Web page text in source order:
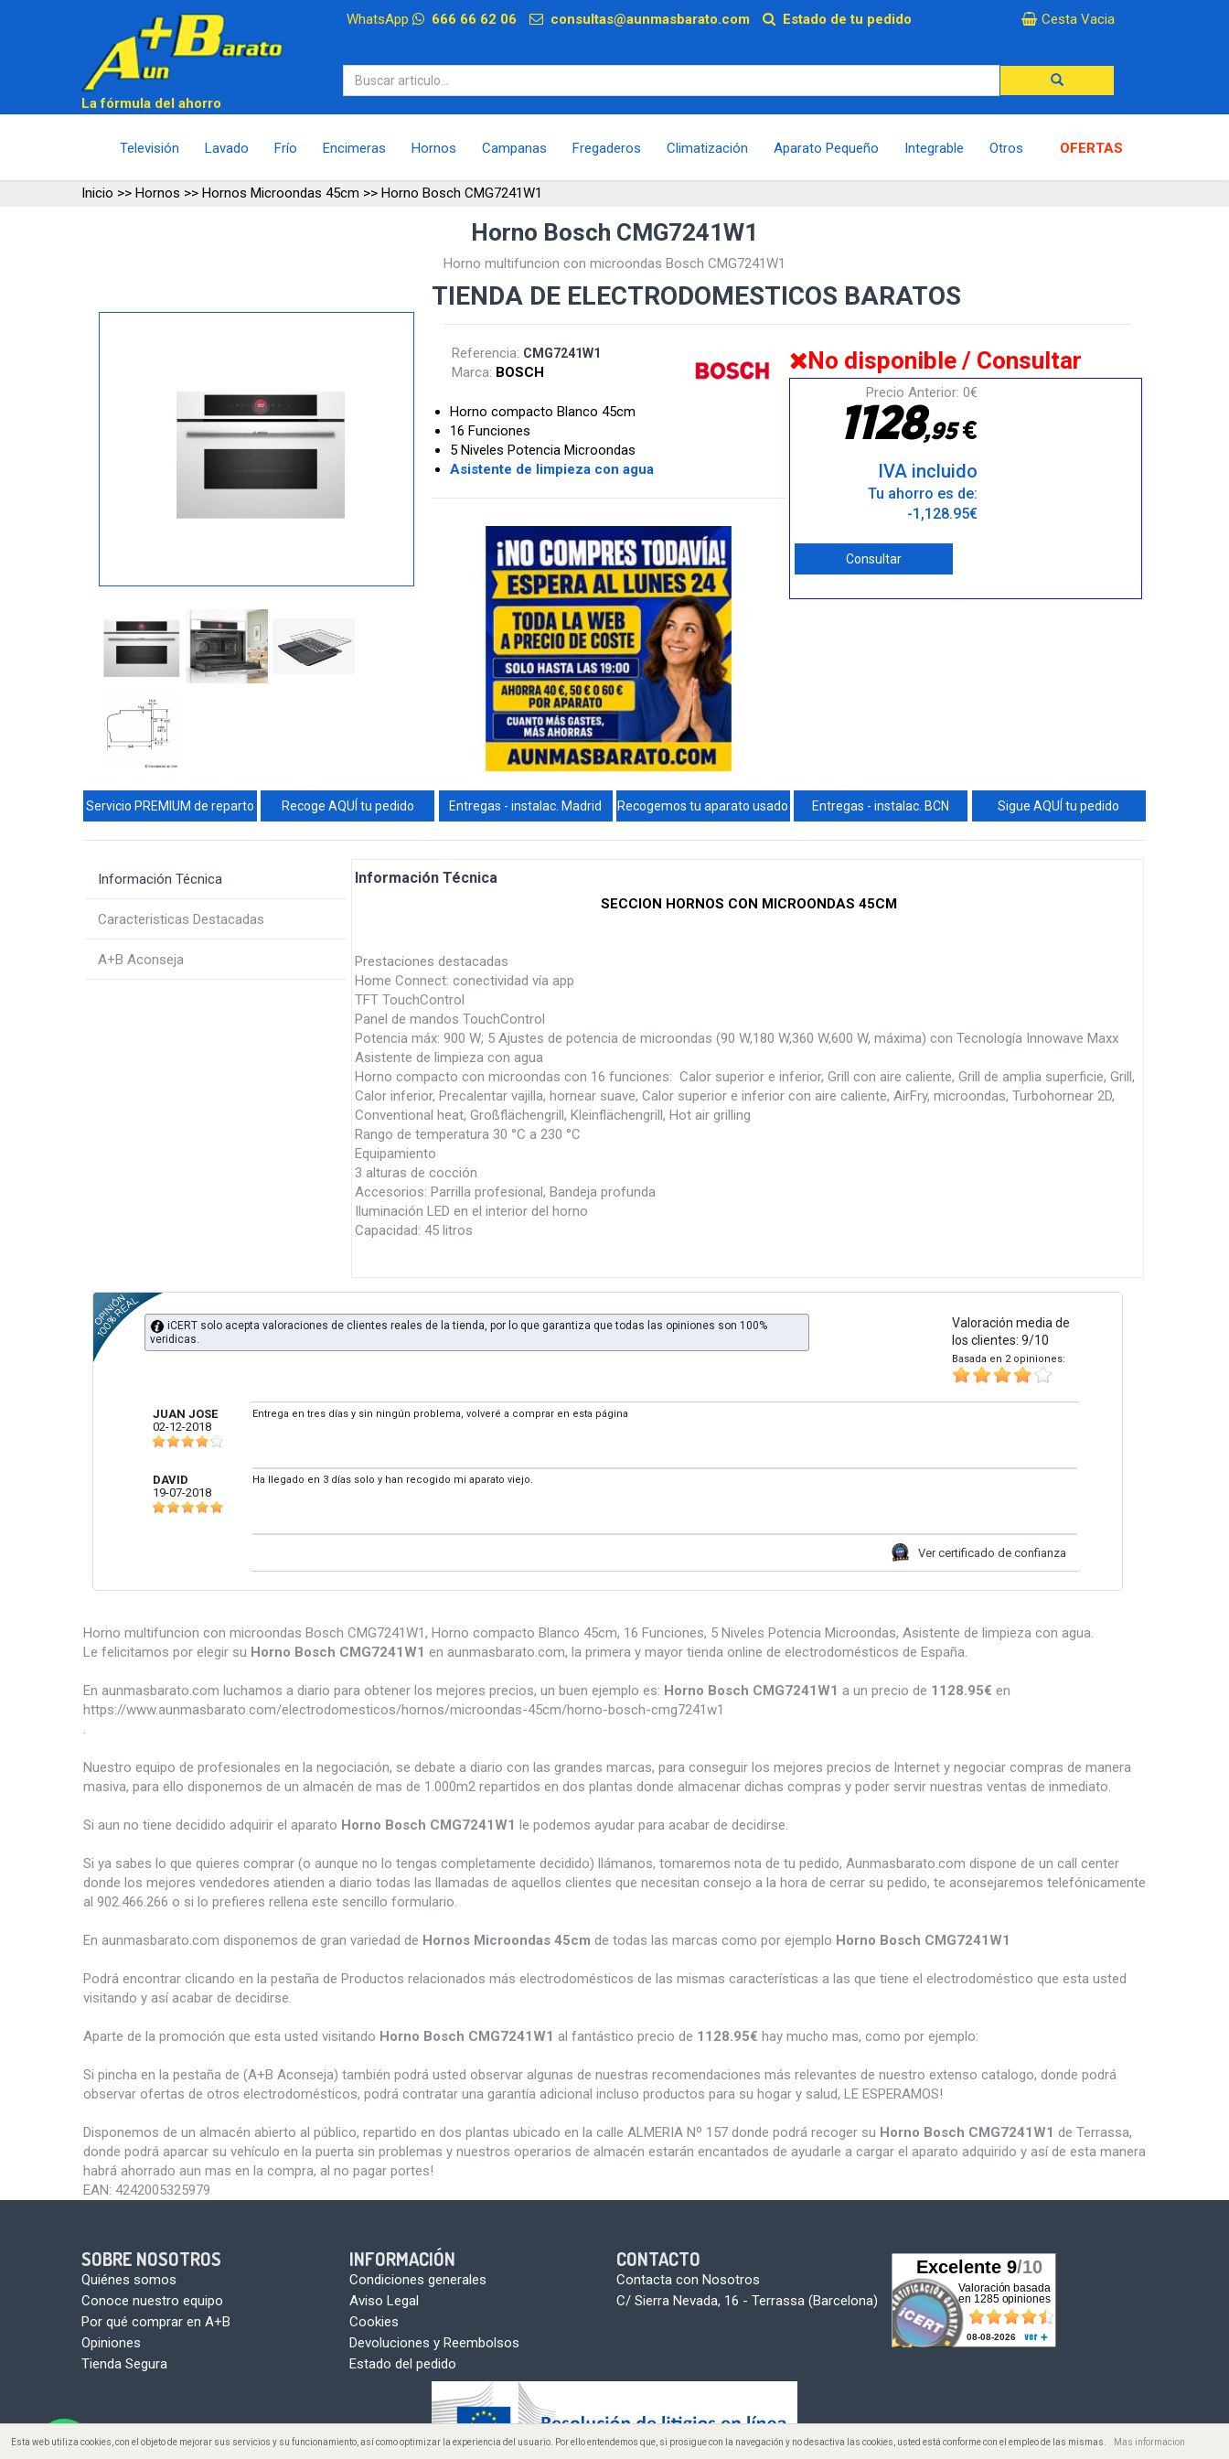
WhatsApp 666 66 62 06 consultas@aunmasbarato.com Estado de tu pedido Cesta Vacia
La fórmula del ahorro
Televisión Lavado Frío Encimeras Hornos Campanas Fregaderos Climatización Aparato Pequeño Integrable Otros OFERTAS
Inicio >> Hornos >> Hornos Microondas 45cm >> Horno Bosch CMG7241W1
Horno Bosch CMG7241W1
Horno multifuncion con microondas Bosch CMG7241W1
TIENDA DE ELECTRODOMESTICOS BARATOS
Referencia: CMG7241W1
Marca: BOSCH
Horno compacto Blanco 45cm
16 Funciones
5 Niveles Potencia Microondas
Asistente de limpieza con agua
No disponible / Consultar
Precio Anterior: 0€
1128,95€
IVA incluido
Tu ahorro es de:
-1,128.95€
Consultar
Servicio PREMIUM de reparto Recoge AQUÍ tu pedido Entregas - instalac. Madrid Recogemos tu aparato usado Entregas - instalac. BCN Sigue AQUÍ tu pedido
Información Técnica
Caracteristicas Destacadas
A+B Aconseja
Información Técnica
SECCION HORNOS CON MICROONDAS 45CM
Prestaciones destacadas
Home Connect: conectividad vía app
TFT TouchControl
Panel de mandos TouchControl
Potencia máx: 900 W; 5 Ajustes de potencia de microondas (90 W,180 W,360 W,600 W, máxima) con Tecnología Innowave Maxx
Asistente de limpieza con agua
Horno compacto con microondas con 16 funciones: Calor superior e inferior, Grill con aire caliente, Grill de amplia superficie, Grill,
Calor inferior, Precalentar vajilla, hornear suave, Calor superior e inferior con aire caliente, AirFry, microondas, Turbohornear 2D,
Conventional heat, Großflächengrill, Kleinflächengrill, Hot air grilling
Rango de temperatura 30 °C a 230 °C
Equipamiento
3 alturas de cocción
Accesorios: Parrilla profesional, Bandeja profunda
Iluminación LED en el interior del horno
Capacidad: 45 litros
Valoración media de
los clientes: 9/10
Basada en 2 opiniones:
iCERT solo acepta valoraciones de clientes reales de la tienda, por lo que garantiza que todas las opiniones son 100%
veridicas.
JUAN JOSE
02-12-2018
Entrega en tres días y sin ningún problema, volveré a comprar en esta página
DAVID
19-07-2018
Ha llegado en 3 días solo y han recogido mi aparato viejo.
Ver certificado de confianza
Horno multifuncion con microondas Bosch CMG7241W1, Horno compacto Blanco 45cm, 16 Funciones, 5 Niveles Potencia Microondas, Asistente de limpieza con agua.
Le felicitamos por elegir su Horno Bosch CMG7241W1 en aunmasbarato.com, la primera y mayor tienda online de electrodomésticos de España.
En aunmasbarato.com luchamos a diario para obtener los mejores precios, un buen ejemplo es: Horno Bosch CMG7241W1 a un precio de 1128.95€ en
https://www.aunmasbarato.com/electrodomesticos/hornos/microondas-45cm/horno-bosch-cmg7241w1
.
Nuestro equipo de profesionales en la negociación, se debate a diario con las grandes marcas, para conseguir los mejores precios de Internet y negociar compras de manera
masiva, para ello disponemos de un almacén de mas de 1.000m2 repartidos en dos plantas donde almacenar dichas compras y poder servir nuestras ventas de inmediato.
Si aun no tiene decidido adquirir el aparato Horno Bosch CMG7241W1 le podemos ayudar para acabar de decidirse.
Si ya sabes lo que quieres comprar (o aunque no lo tengas completamente decidido) llámanos, tomaremos nota de tu pedido, Aunmasbarato.com dispone de un call center
donde los mejores vendedores atienden a diario todas las llamadas de aquellos clientes que necesitan consejo a la hora de cerrar su pedido, te aconsejaremos telefónicamente
al 902.466.266 o si lo prefieres rellena este sencillo formulario.
En aunmasbarato.com disponemos de gran variedad de Hornos Microondas 45cm de todas las marcas como por ejemplo Horno Bosch CMG7241W1
Podrá encontrar clicando en la pestaña de Productos relacionados más electrodomésticos de las mismas características a las que tiene el electrodoméstico que esta usted
visitando y así acabar de decidirse.
Aparte de la promoción que esta usted visitando Horno Bosch CMG7241W1 al fantástico precio de 1128.95€ hay mucho mas, como por ejemplo:
Si pincha en la pestaña de (A+B Aconseja) también podrá usted observar algunas de nuestras recomendaciones más relevantes de nuestro extenso catalogo, donde podrá
observar ofertas de otros electrodomésticos, podrá contratar una garantía adicional incluso productos para su hogar y salud, LE ESPERAMOS!
Disponemos de un almacén abierto al público, repartido en dos plantas ubicado en la calle ALMERIA Nº 157 donde podrá recoger su Horno Bosch CMG7241W1 de Terrassa,
donde podrá aparcar su vehículo en la puerta sin problemas y nuestros operarios de almacén estarán encantados de ayudarle a cargar el aparato adquirido y así de esta manera
habrá ahorrado aun mas en la compra, al no pagar portes!
EAN: 4242005325979
SOBRE NOSOTROS
Quiénes somos
Conoce nuestro equipo
Por qué comprar en A+B
Opiniones
Tienda Segura
INFORMACIÓN
Condiciones generales
Aviso Legal
Cookies
Devoluciones y Reembolsos
Estado del pedido
CONTACTO
Contacta con Nosotros
C/ Sierra Nevada, 16 - Terrassa (Barcelona)
Esta web utiliza cookies, con el objeto de mejorar sus servicios y su funcionamiento, así como optimizar la experiencia del usuario. Por ello entendemos que, si prosigue con la navegación y no desactiva las cookies, usted está conforme con el empleo de las mismas. Mas informacion